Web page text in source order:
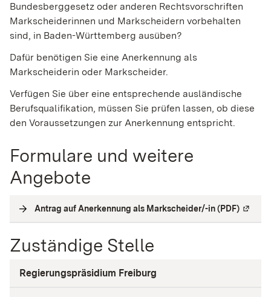
Bundesberggesetz oder anderen Rechtsvorschriften
Markscheiderinnen und Markscheidern vorbehalten
sind, in Baden-Württemberg ausüben?
Dafür benötigen Sie eine Anerkennung als
Markscheiderin oder Markscheider.
Verfügen Sie über eine entsprechende ausländische
Berufsqualifikation, müssen Sie prüfen lassen, ob diese
den Voraussetzungen zur Anerkennung entspricht.
Formulare und weitere
Angebote
Antrag auf Anerkennung als Markscheider/-in (PDF)
Zuständige Stelle
Regierungspräsidium Freiburg